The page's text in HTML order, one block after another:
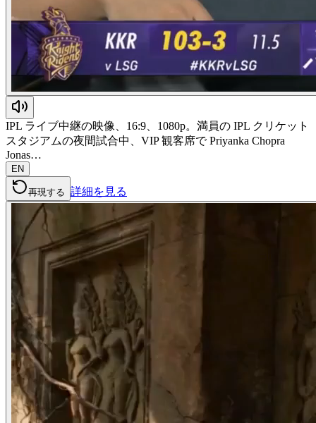
IPL ライブ中継の映像、16:9、1080p。満員の IPL クリケット
スタジアムの夜間試合中、VIP 観客席で Priyanka Chopra
Jonas…
EN
再現する 詳細を見る